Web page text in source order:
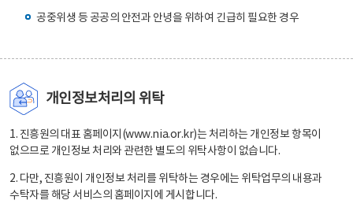
공중위생 등 공공의 안전과 안녕을 위하여 긴급히 필요한 경우
개인정보처리의 위탁
1. 진흥원의 대표 홈페이지(www.nia.or.kr)는 처리하는 개인정보 항목이
없으므로 개인정보 처리와 관련한 별도의 위탁사항이 없습니다.
2. 다만, 진흥원이 개인정보 처리를 위탁하는 경우에는 위탁업무의 내용과
수탁자를 해당 서비스의 홈페이지에 게시합니다.